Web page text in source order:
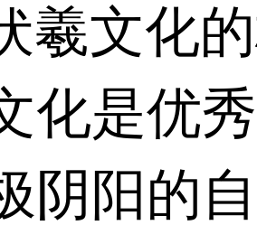
羲文化
化是优
阴阳的